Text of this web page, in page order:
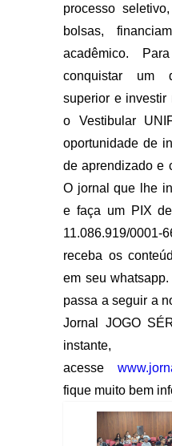
processo
bolsas,
acadêmico.
conquistar um
superior e investir
o Vestibular
oportunidade de
de aprendizado e
O jornal que lhe
e faça um PIX
11.086.919/0001-
receba os
em seu whatsapp.
passa a seguir a
Jornal JOGO
instante,
acesse
fique muito bem